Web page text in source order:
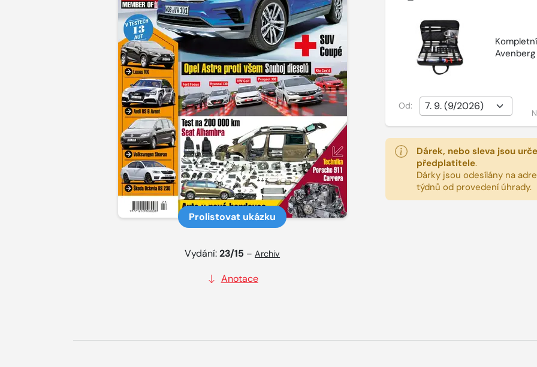
Prolistovat ukázku
Vydání:23/15 –Archiv
Anotace
Avenberg
Od:
Dárek, nebo sleva jsou
předplatitele.
Dárky jsou odesílány na
týdnů od provedení úhrady.